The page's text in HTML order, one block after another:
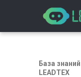
База
LEADTEX